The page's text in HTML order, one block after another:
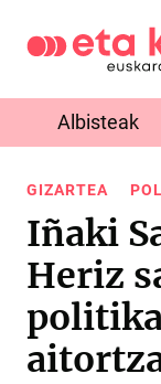
Albisteak
GIZARTEA
Iñaki
Heriz